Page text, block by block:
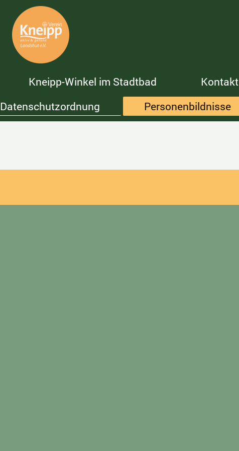
Kneipp-Winkel im Stadtbad Kontakt
Datenschutzordnung Personenbildnisse